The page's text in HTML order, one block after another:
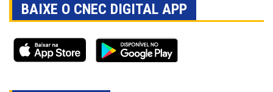
BAIXE O CNEC DIGITAL APP